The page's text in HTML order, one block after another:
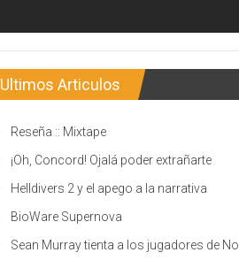
Ultimos Articulos
Reseña :: Mixtape
¡Oh, Concord! Ojalá poder extrañarte
Helldivers 2 y el apego a la narrativa
BioWare Supernova
Sean Murray tienta a los jugadores de No